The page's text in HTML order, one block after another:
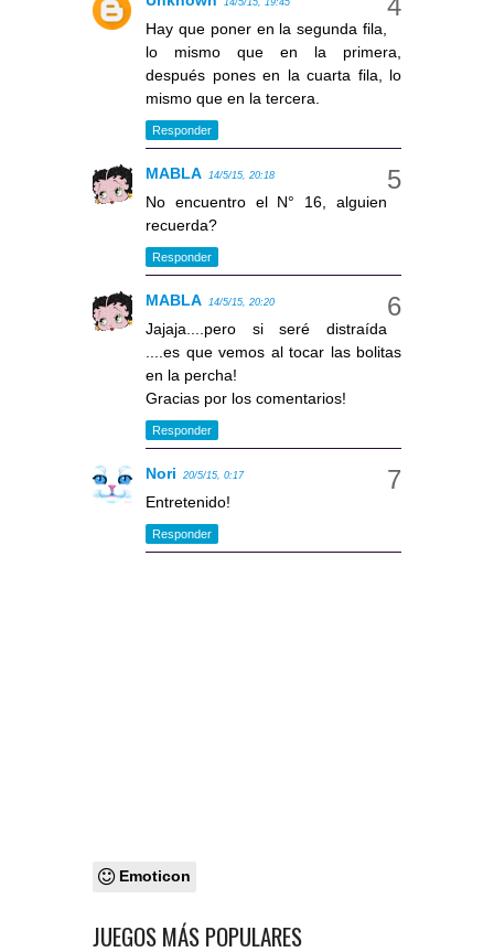
14/5/15, 19:45
Hay que poner en la segunda fila,
lo mismo que en la primera,
después pones en la cuarta fila, lo
mismo que en la tercera.
Responder
MABLA 14/5/15, 20:18
No encuentro el N° 16, alguien
recuerda?
Responder
MABLA 14/5/15, 20:20
Jajaja....pero si seré distraída
....es que vemos al tocar las bolitas
en la percha!
Gracias por los comentarios!
Responder
Nori 20/5/15, 0:17
Entretenido!
Responder
Emoticon
JUEGOS MÁS POPULARES